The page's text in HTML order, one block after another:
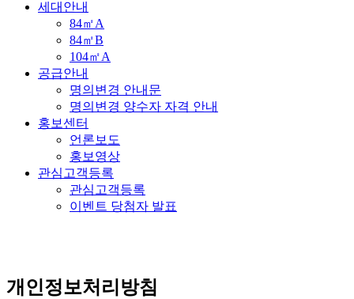
세대안내
84㎡A
84㎡B
104㎡A
공급안내
명의변경 안내문
명의변경 양수자 자격 안내
홍보센터
언론보도
홍보영상
관심고객등록
관심고객등록
이벤트 당첨자 발표
개인정보처리방침